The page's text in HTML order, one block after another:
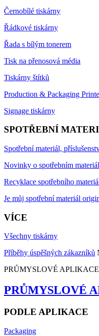
Černobílé tiskárny
Řádkové tiskárny
Řada s bílým tonerem
Tisk na přenosová média
Tiskárny štítků
Production & Packaging
Signage tiskárny
SPOTŘEBNÍ
Spotřební materiál,
Novinky o spotřebním
Recyklace spotřebního
Je můj spotřební materiál
VÍCE
Všechny tiskárny
Příběhy úspěšných zákazníků
PRŮMYSLOVÉ APLIKACE
PRŮMYSLOVÉ
PODLE APLIKACE
Packaging